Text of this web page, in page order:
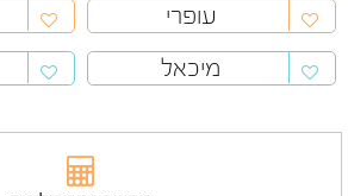
עופרי
מיכאל